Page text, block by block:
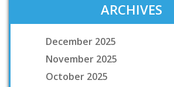
ARCHIVES
December 2025
November 2025
October 2025